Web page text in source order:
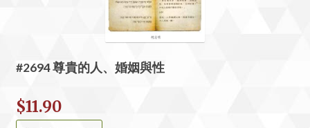
#2694 尊貴的人、婚姻與性
$11.90